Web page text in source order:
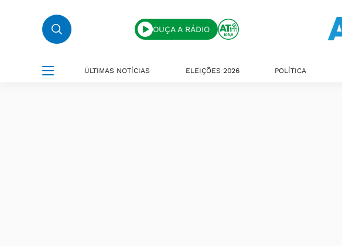
OUÇA A RÁDIO
ÚLTIMAS NOTÍCIAS ELEIÇÕES 2026 POLÍTICA